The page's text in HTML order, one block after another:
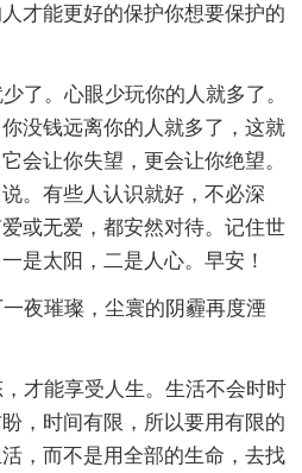
才能更好的保护你想要保护的
了。心眼少玩你的人就多了。
没钱远离你的人就多了，这就
会让你失望，更会让你绝望。
。有些人认识就好，不必深
或无爱，都安然对待。记住世
是太阳，二是人心。早安！
夜璀璨，尘寰的阴霾再度湮
才能享受人生。生活不会时时
，时间有限，所以要用有限的
，而不是用全部的生命，去找